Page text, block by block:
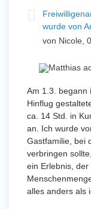
und
wurde von
von Nicole,
Am 1.3. begann
Hinflug
ca. 14 Std. in
an. Ich wurde
Gastfamilie, bei
verbringen
ein Erlebnis,
alles anders als